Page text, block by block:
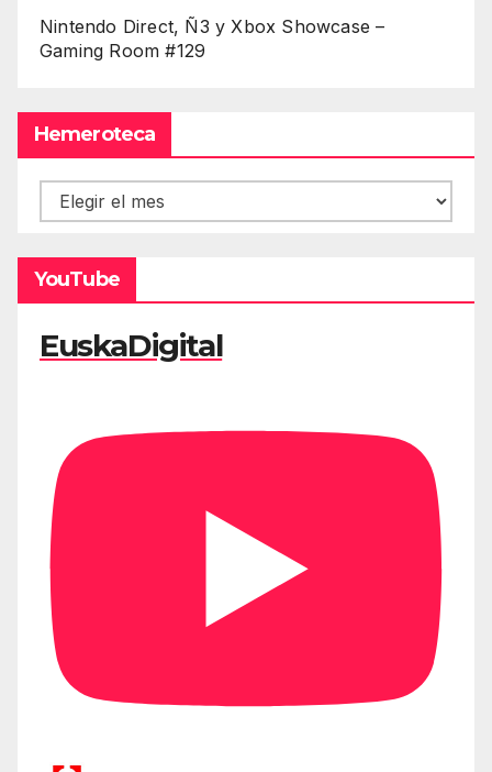
Nintendo Direct, Ñ3 y Xbox Showcase –
Gaming Room #129
Hemeroteca
Hemeroteca
YouTube
EuskaDigital